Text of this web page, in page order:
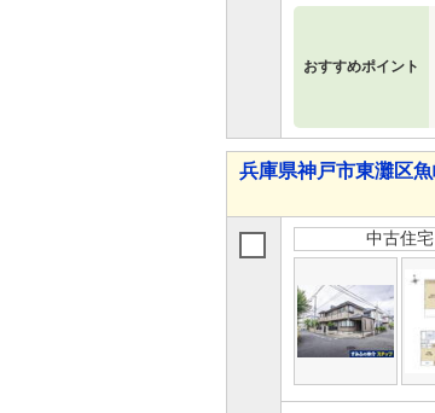
おすすめポイント
兵庫県神戸市東灘区
中古住宅